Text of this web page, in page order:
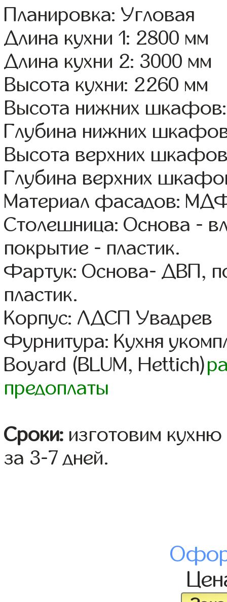
Планировка: Угловая
Длина кухни 1: 2800 мм
Длина кухни 2: 3000 мм
Высота кухни: 2260 мм
Высота нижних
Глубина нижних
Высота верхних
Глубина верхних
Материал фасадов:
Столешница: Основа -
покрытие - пластик.
Фартук: Основа- ДВП,
пластик.
Корпус: ЛДСП Увадрев
Фурнитура: Кухня
Boyard (BLUM, Hettich)
предоплаты
Сроки: изготовим
за 3-7 дней.